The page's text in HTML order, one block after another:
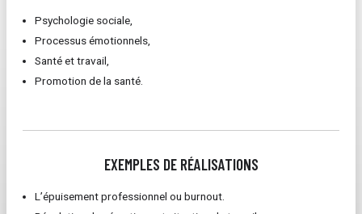
Psychologie sociale,
Processus émotionnels,
Santé et travail,
Promotion de la santé.
EXEMPLES DE RÉALISATIONS
L’épuisement professionnel ou burnout.